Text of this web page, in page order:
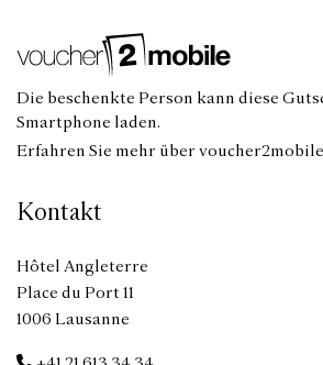
Die beschenkte Person kann diese
Smartphone laden.
Erfahren Sie mehr über
Kontakt
Hôtel Angleterre
Place du Port 11
1006 Lausanne